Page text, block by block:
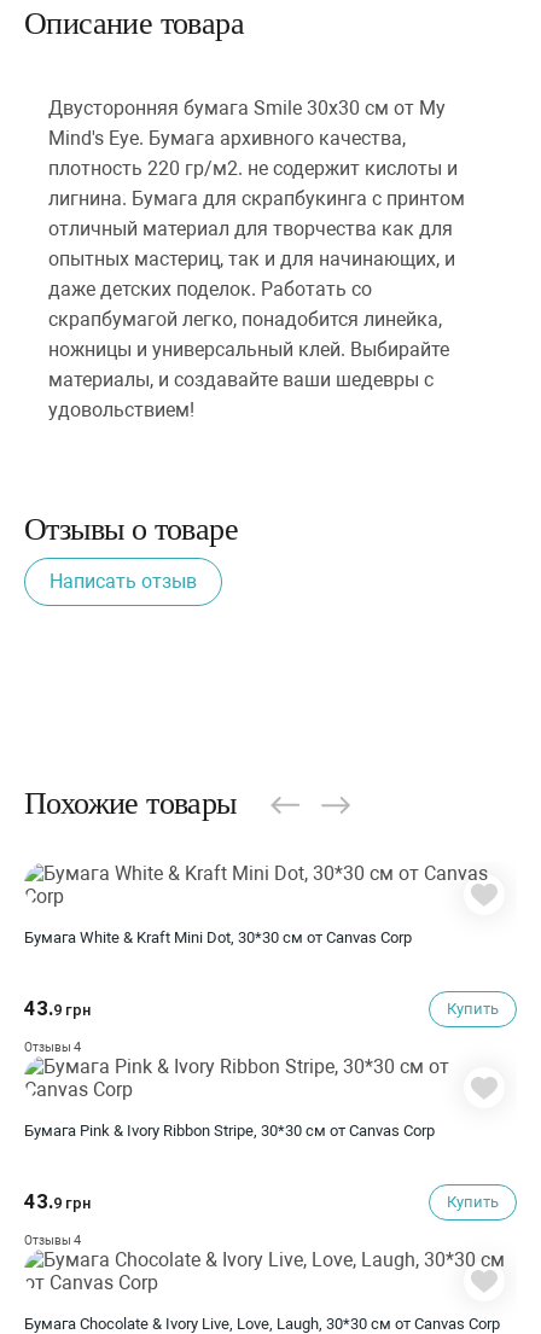
Описание товара
Двусторонняя бумага Smile 30х30 см от My
Mind's Eye. Бумага архивного качества,
плотность 220 гр/м2. не содержит кислоты и
лигнина. Бумага для скрапбукинга с принтом
отличный материал для творчества как для
опытных мастериц, так и для начинающих, и
даже детских поделок. Работать со
скрапбумагой легко, понадобится линейка,
ножницы и универсальный клей. Выбирайте
материалы, и создавайте ваши шедевры с
удовольствием!
Отзывы о товаре
Написать отзыв
Похожие товары
Бумага White & Kraft Mini Dot, 30*30 см от Canvas Corp
43.9 грн Купить
Отзывы 4
Бумага Pink & Ivory Ribbon Stripe, 30*30 см от Canvas Corp
43.9 грн Купить
Отзывы 4
Бумага Chocolate & Ivory Live, Love, Laugh, 30*30 см от Canvas Corp